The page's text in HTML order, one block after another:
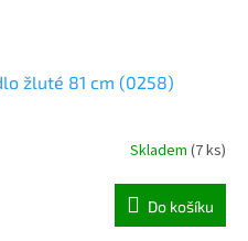
žluté 81 cm (0258)
Skladem (7 ks)
Do košíku